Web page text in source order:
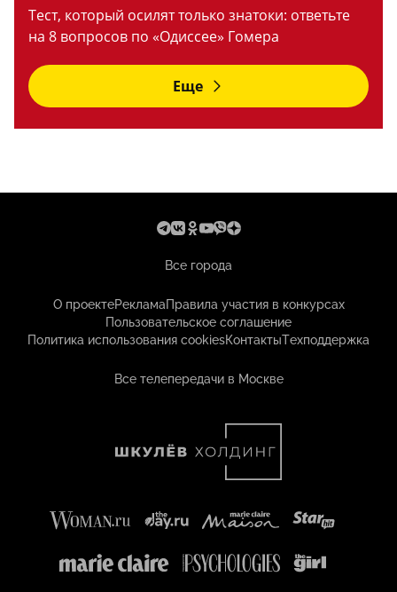
Тест, который осилят только знатоки: ответьте
на 8 вопросов по «Одиссее» Гомера
Еще
Все города
О проектеРекламаПравила участия в конкурсах
Пользовательское соглашение
Политика использования cookiesКонтактыТехподдержка
Все телепередачи в Москве